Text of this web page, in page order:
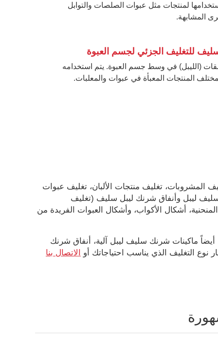
لمنتجات مثل عبوات الصلصات والتوابل
المشابهة.
للتغليف الجزئي لجسم العبوة
(الليبل) في وسط جسم العبوة. يتم استخدامه
المنتجات المعبأة في عبوات والمعلبات.
المشروبات، تغليف منتجات الألبان، تغليف عبوات
سليف ليبل وأنفاق شرنك ليبل سليف (تغليف
أشكال الأكواب، وأشكال العبوات الفريدة من
ماكينات شرنك سليف ليبل آلية، أنفاق شرنك
نوع التغليف الذي يناسب احتياجاتك أو
الاتصال بنا